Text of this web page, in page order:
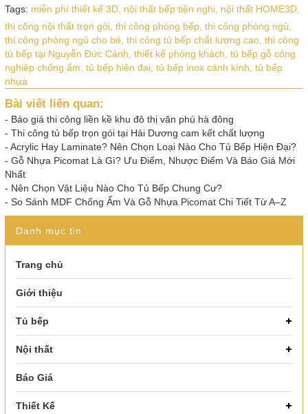
Tags: miễn phí thiết kế 3D, nội thất bếp tiện nghi, nội thất HOME3D,
thi công nội thất trọn gói, thi công phòng bếp, thi công phòng ngủ,
thi công phòng ngủ cho bé, thi công tủ bếp chất lượng cao, thi công
tủ bếp tại Nguyễn Đức Cảnh, thiết kế phòng khách, tủ bếp gỗ công
nghiệp chống ẩm, tủ bếp hiện đại, tủ bếp inox cánh kính, tủ bếp
nhựa
Bài viết liên quan:
- Báo giá thi công liền kề khu đô thị văn phú hà đông
- Thi công tủ bếp trọn gói tại Hải Dương cam kết chất lượng
- Acrylic Hay Laminate? Nên Chọn Loại Nào Cho Tủ Bếp Hiện Đại?
- Gỗ Nhựa Picomat Là Gì? Ưu Điểm, Nhược Điểm Và Báo Giá Mới
Nhất
- Nên Chọn Vật Liệu Nào Cho Tủ Bếp Chung Cư?
- So Sánh MDF Chống Ẩm Và Gỗ Nhựa Picomat Chi Tiết Từ A–Z
Danh mục tin
Trang chủ
Giới thiệu
Tủ bếp
Nội thất
Báo Giá
Thiết Kế